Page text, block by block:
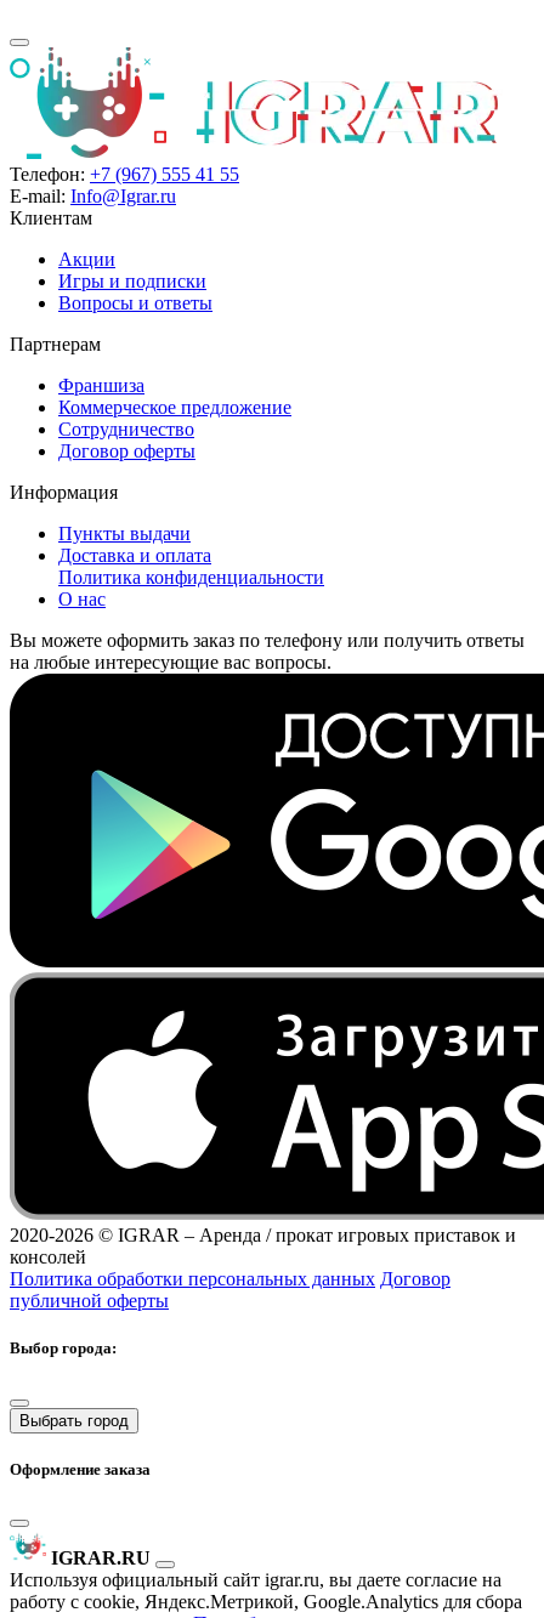
Телефон: +7 (967) 555 41 55
E-mail: Info@Igrar.ru
Клиентам
Акции
Игры и подписки
Вопросы и ответы
Партнерам
Франшиза
Коммерческое предложение
Сотрудничество
Договор оферты
Информация
Пункты выдачи
Доставка и оплата
Политика конфиденциальности
О нас
Вы можете оформить заказ по телефону или получить ответы
на любые интересующие вас вопросы.
2020-2026 © IGRAR – Аренда / прокат игровых приставок и
консолей
Политика обработки персональных данных Договор
публичной оферты
Выбор города:
Выбрать город
Оформление заказа
IGRAR.RU
Используя официальный сайт igrar.ru, вы даете согласие на
работу с cookie, Яндекс.Метрикой, Google.Analytics для сбора